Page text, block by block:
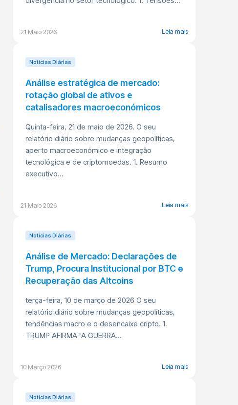
21 Maio 2026 Leia mais
Notícias Diárias
Análise estratégica de mercado:
rotação global de ativos e
catalisadores macroeconómicos
Quinta-feira, 21 de maio de 2026. O seu
relatório diário sobre mudanças geopolíticas,
aperto macroeconómico e integração
tecnológica e de criptomoedas. 1. Resumo
executivo...
21 Maio 2026 Leia mais
Notícias Diárias
Análise de Mercado: Declarações de
Trump, Procura Institucional por BTC e
Recuperação das Altcoins
terça-feira, 10 de março de 2026 O seu
relatório diário sobre mudanças geopolíticas,
tendências macro e o desencaixe cripto. 1.
TRUMP AFIRMA "A GUERRA...
10 Março 2026 Leia mais
Notícias Diárias